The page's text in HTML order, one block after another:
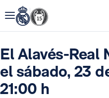
El Alavés-Real
el sábado, 23
21:00 h